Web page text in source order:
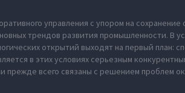
управления с упором на
трендов развития промышленности. В
открытий выходят на первый план:
в этих условиях серьезным
прежде всего связаны с решением проблем